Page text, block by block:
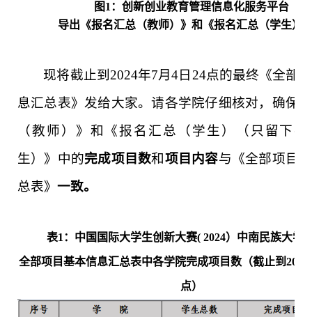
图1：创新创业教育管理信息化服务平台
导出《报名汇总（教师）》和《报名汇总（学生）
现将截止到2024年7月4日24点的最终 《全部
息汇总表》发给大家。请各学院仔细核对，确保
（教师）》和《报名汇总（学生）（只留下
生）》中的完成项目数和项目内容与《全部项目
总表》 一致。
表1：中国国际大学生创新大赛( 2024）中南民族大学
全部项目基本信息汇总表中各学院完成项目数（截止到2024
点）